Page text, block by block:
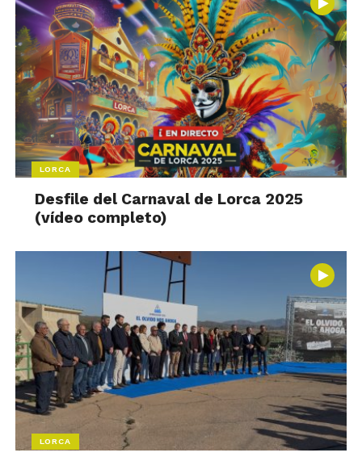
LORCA
Desfile del Carnaval de Lorca 2025
(vídeo completo)
LORCA